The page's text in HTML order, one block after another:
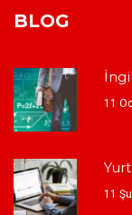
BLOG
11
11